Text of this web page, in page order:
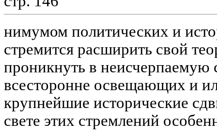
нимумом политических и
стремится расширить свой
проникнуть в
всесторонне освещающих и
крупнейшие исторические
свете этих стремлений